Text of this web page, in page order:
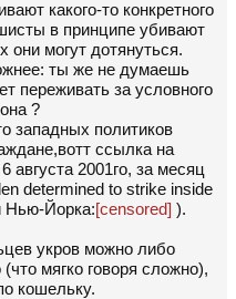
какого-то конкретного
в принципе убивают
они могут дотянуться.
ты же не думаешь
переживать за условного
?
западных политиков
ссылка на
2001го, за месяц
determined to strike inside
Нью-Йорка:[censored] ).
укров можно либо
мягко говоря сложно),
кошельку.